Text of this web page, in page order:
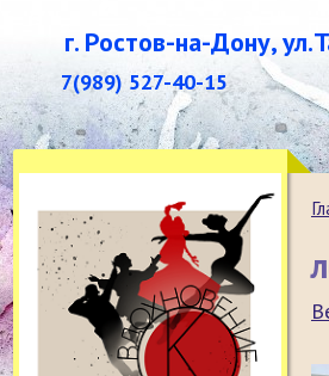
г. Ростов-на-Дону,
7(989) 527-40-15